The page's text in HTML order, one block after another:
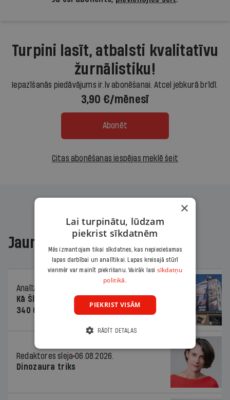
Turpini lasīt, atbalsti kvalitatīvu
žurnālistiku!
Iepazīšanās piedāvājums ir.lv abonēšanai. Atcel jebkurā brīdī.
3,90 €/mēnesī
Abonēt
Citas abonēšanas iespējas meklē šeit
Jaunākajā žurnālā
Analīze
Kā Šlesera partija palika nesodīta par
340 000 vērtu reklāmas kampaņu
Redaktores sleja 06.08.2026.
Dinozaura triks
×
Lai turpinātu, lūdzam
piekrist sīkdatnēm
Mēs izmantojam tikai sīkdatnes, kas nepieciešamas
lapas darbībai un analītikai. Lapas kreisajā stūrī
vienmēr var mainīt piekrišanu. Vairāk lasi sīkdatņu
politikā.
PIEKRIST VISĀM
RĀDĪT DETAĻAS